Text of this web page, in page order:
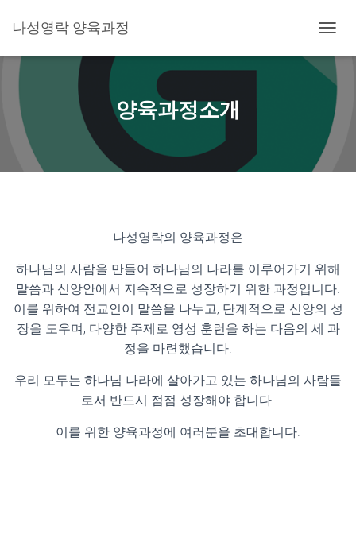
나성영락 양육과정
O
G
N
A
N
양육과정소개
나성영락의 양육과정은
하나님의 사람을 만들어 하나님의 나라를 이루어가기 위해
말씀과 신앙안에서 지속적으로 성장하기 위한 과정입니다.
이를 위하여 전교인이 말씀을 나누고, 단계적으로 신앙의 성
장을 도우며, 다양한 주제로 영성 훈런을 하는 다음의 세 과
정을 마련했습니다.
우리 모두는 하나님 나라에 살아가고 있는 하나님의 사람들
로서 반드시 점점 성장해야 합니다.
이를 위한 양육과정에 여러분을 초대합니다.